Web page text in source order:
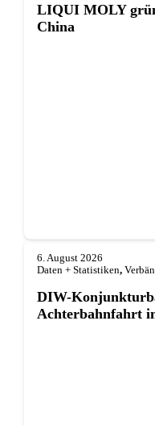
LIQUI MOLY
China
6. August 2026
Daten + Statistiken,
DIW-
Achterbahnfahrt